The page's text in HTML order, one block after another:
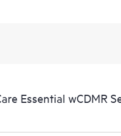
Essential wCDMR